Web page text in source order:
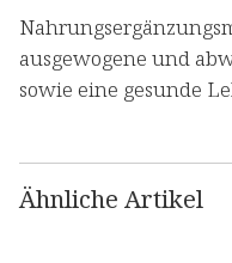
ausgewogene und
sowie eine gesunde
Ähnliche Artikel